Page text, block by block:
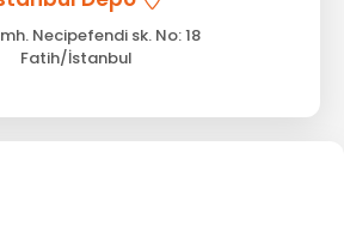
Necipefendi sk. No: 18
Fatih/İstanbul